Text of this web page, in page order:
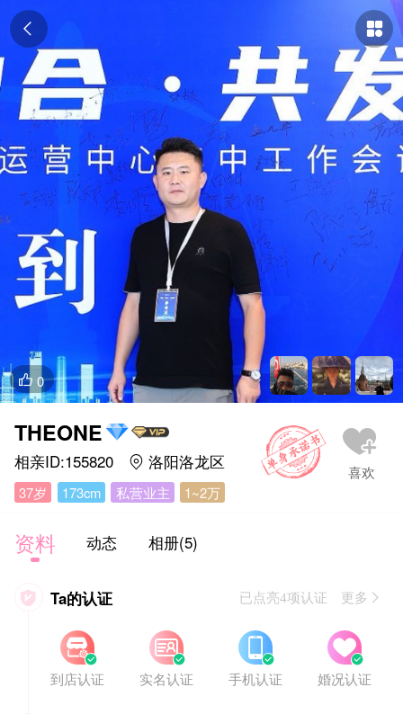
 
 0
THEONE
相亲ID:155820  洛阳洛龙区
37岁 173cm 私营业主 1~2万
资料 动态 相册(5)
 Ta的认证 已点亮4项认证 更多


到店认证


实名认证


手机认证


婚况认证